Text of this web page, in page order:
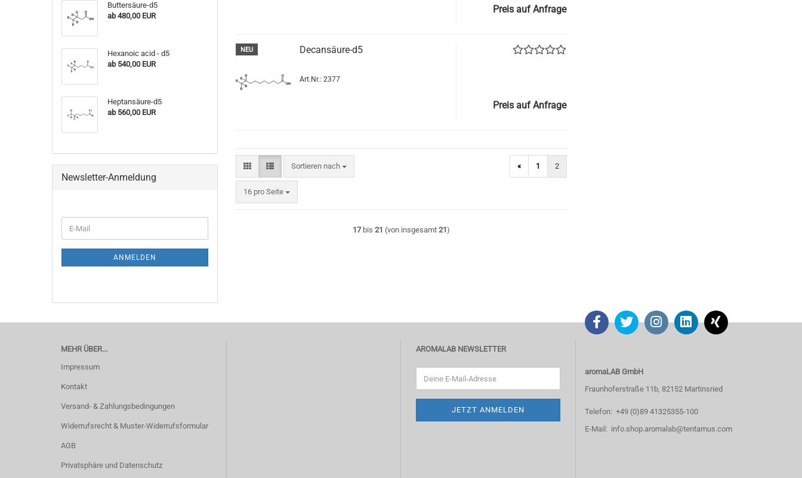
Preis auf Anfrage
NEU Decansäure-d5
Art.Nr.: 2377
Preis auf Anfrage
Sortieren nach
Sortieren nach
16 pro Seite
pro Seite
« 1 2
17bis 21 (von insgesamt 21)
Buttersäure-d5
ab 480,00 EUR
Hexanoic acid - d5
ab 540,00 EUR
Heptansäure-d5
ab 560,00 EUR
Newsletter-Anmeldung
ZUR
E-
Mail
ANMELDEN
MEHR ÜBER...
Impressum
Kontakt
Versand- & Zahlungsbedingungen
Widerrufsrecht & Muster-Widerrufsformular
AGB
Privatsphäre und Datenschutz
AROMALAB NEWSLETTER
aromaLAB GmbH
Fraunhoferstraße 11b, 82152 Martinsried
Telefon: +49 (0)89 41325355-100
E-Mail: info.shop.aromalab@tentamus.com